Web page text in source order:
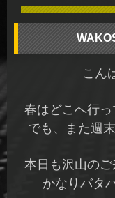
こん
春はどこへ行っ
でも、また週
本日も沢山の
かなりバタ